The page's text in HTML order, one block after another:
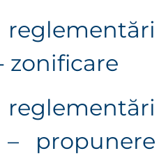
zonificare
propunere